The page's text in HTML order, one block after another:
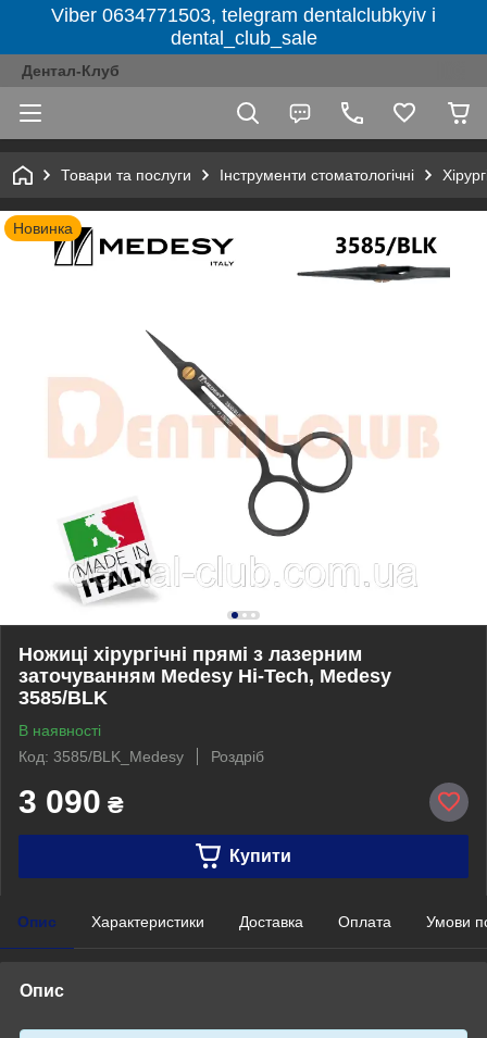
Viber 0634771503, telegram dentalclubkyiv і
dental_club_sale
Дентал-Клуб
Товари та послуги Інструменти стоматологічні
Новинка
Ножиці хірургічні прямі з лазерним
заточуванням Medesy Hi-Tech, Medesy
3585/BLK
В наявності
Код: 3585/BLK_Medesy
Роздріб
3 090 ₴
Купити
Опис Характеристики Доставка Оплата Умови
Опис